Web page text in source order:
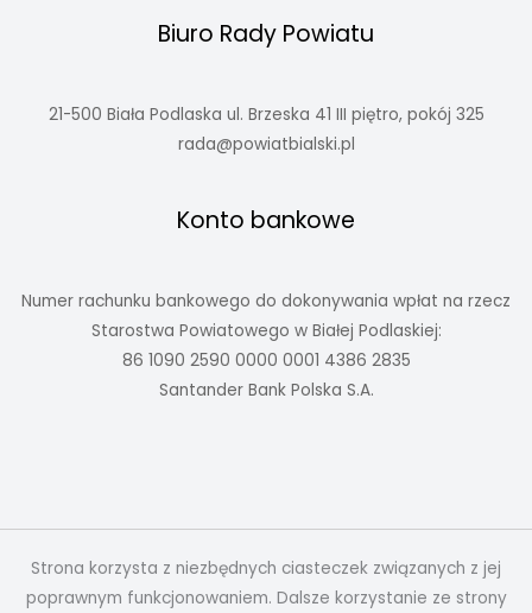
Biuro Rady Powiatu
21-500 Biała Podlaska ul. Brzeska 41 III piętro, pokój 325
rada@powiatbialski.pl
Konto bankowe
Numer rachunku bankowego do dokonywania wpłat na rzecz
Starostwa Powiatowego w Białej Podlaskiej:
86 1090 2590 0000 0001 4386 2835
Santander Bank Polska S.A.
Strona korzysta z niezbędnych ciasteczek związanych z jej
poprawnym funkcjonowaniem. Dalsze korzystanie ze strony